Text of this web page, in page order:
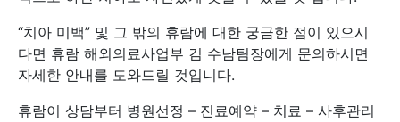
“치아 미백” 및 그 밖의 휴람에 대한 궁금한 점이 있으시
다면 휴람 해외의료사업부 김 수남팀장에게 문의하시면
자세한 안내를 도와드릴 것입니다.
휴람이 상담부터 병원선정 – 진료예약 – 치료 – 사후관리